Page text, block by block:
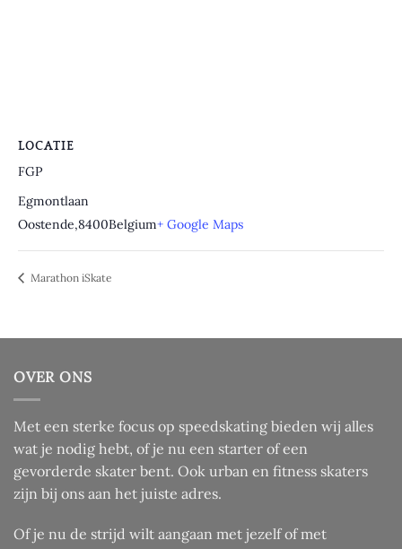
LOCATIE
FGP
Egmontlaan
Oostende,8400Belgium+ Google Maps
Marathon iSkate
OVER ONS
Met een sterke focus op speedskating bieden wij alles
wat je nodig hebt, of je nu een starter of een
gevorderde skater bent. Ook urban en fitness skaters
zijn bij ons aan het juiste adres.
Of je nu de strijd wilt aangaan met jezelf of met